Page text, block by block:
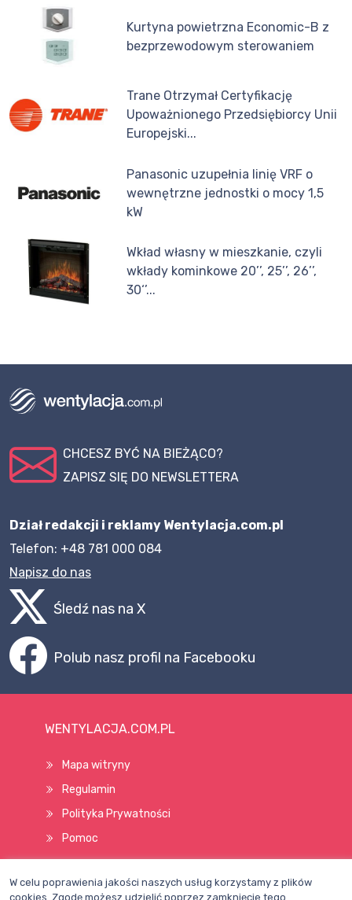
Kurtyna powietrzna Economic-B z
bezprzewodowym sterowaniem
Trane Otrzymał Certyfikację
Upoważnionego Przedsiębiorcy Unii
Europejski...
Panasonic uzupełnia linię VRF o
wewnętrzne jednostki o mocy 1,5
kW
Wkład własny w mieszkanie, czyli
wkłady kominkowe 20’’, 25’’, 26’’,
30‘’...
CHCESZ BYĆ NA BIEŻĄCO?
ZAPISZ SIĘ DO NEWSLETTERA
Dział redakcji i reklamy Wentylacja.com.pl
Telefon: +48 781 000 084
Napisz do nas
Śledź nas na X
Polub nasz profil na Facebooku
WENTYLACJA.COM.PL
Mapa witryny
Regulamin
Polityka Prywatności
Pomoc
Wszelkie prawa zastrzeżone © 1998–2026
W celu poprawienia jakości naszych usług korzystamy z plików
cookies. Zgodę możesz udzielić poprzez zamknięcie tego